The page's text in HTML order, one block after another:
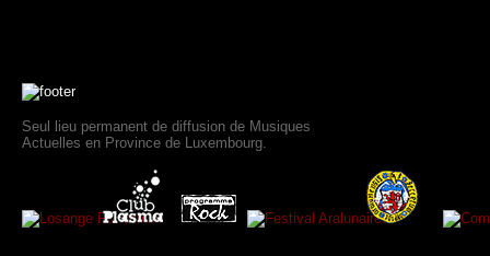
Seul lieu permanent de diffusion de Musiques
Actuelles en Province de Luxembourg.